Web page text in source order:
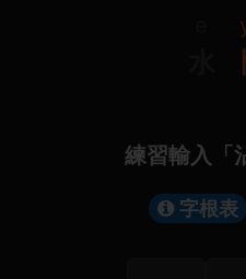
練習輸入「
字根表